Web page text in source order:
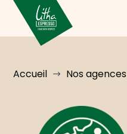
Accueil $ Nos agences